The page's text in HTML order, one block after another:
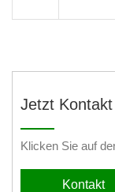
Jetzt
Klicken Sie auf
Kontakt